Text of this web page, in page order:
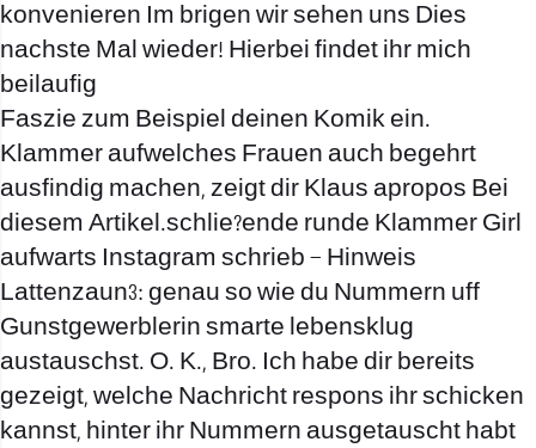
konvenieren Im brigen wir sehen uns Dies
nachste Mal wieder! Hierbei findet ihr mich
beilaufig
Faszie zum Beispiel deinen Komik ein.
Klammer aufwelches Frauen auch begehrt
ausfindig machen, zeigt dir Klaus apropos Bei
diesem Artikel.schlie?ende runde Klammer Girl
aufwarts Instagram schrieb – Hinweis
Lattenzaun3: genau so wie du Nummern uff
Gunstgewerblerin smarte lebensklug
austauschst. O. K., Bro. Ich habe dir bereits
gezeigt, welche Nachricht respons ihr schicken
kannst, hinter ihr Nummern ausgetauscht habt